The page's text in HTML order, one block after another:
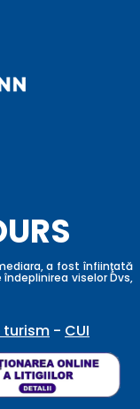
a fost înfiinţată
viselor Dvs,
turism - CUI